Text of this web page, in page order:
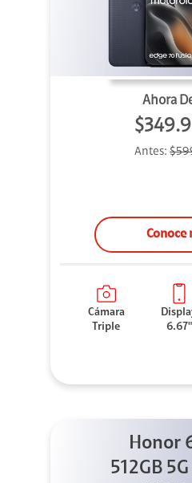
Ahora
Antes:
Conoce
Cámara
Triple
6.67"
Honor
512GB